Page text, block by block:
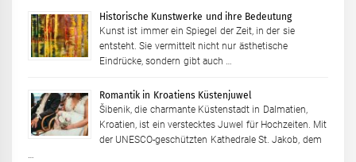
Historische Kunstwerke und ihre Bedeutung
Kunst ist immer ein Spiegel der Zeit, in der sie
entsteht. Sie vermittelt nicht nur ästhetische
Eindrücke, sondern gibt auch …
Romantik in Kroatiens Küstenjuwel
Šibenik, die charmante Küstenstadt in Dalmatien,
Kroatien, ist ein verstecktes Juwel für Hochzeiten. Mit
der UNESCO-geschützten Kathedrale St. Jakob, dem
…